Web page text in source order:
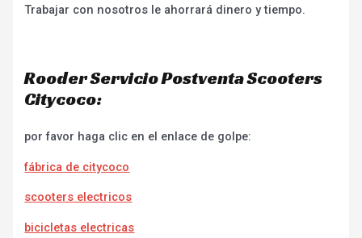
Trabajar con nosotros le ahorrará dinero y tiempo.
Rooder Servicio Postventa Scooters
Citycoco:
por favor haga clic en el enlace de golpe:
fábrica de citycoco
scooters electricos
bicicletas electricas